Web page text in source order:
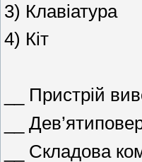
3) Клавіатура
4) Кіт
__ Пристрій
__
__ Складова